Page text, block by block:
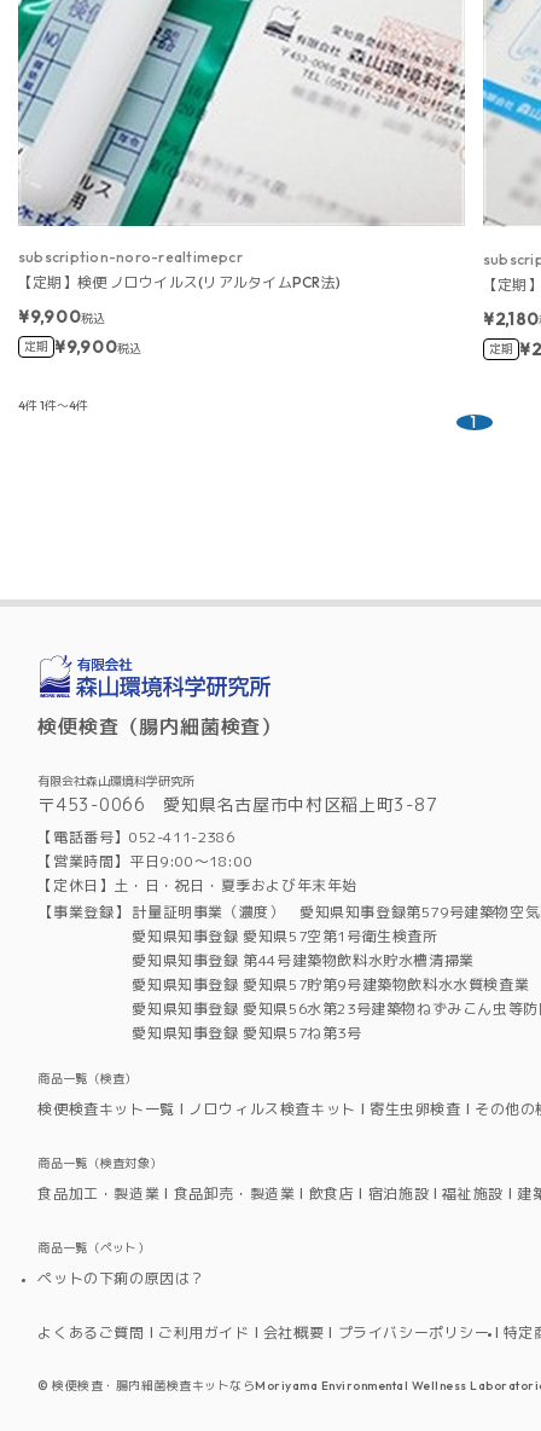
subscription-noro-realtimepcr
【定期】検便 ノロウイルス(リアルタイムPCR法)
¥9,900税込
定期 ¥9,900税込
【定期
¥2,180
定期
4件1件～4件
1
検便検査（腸内細菌検査）
有限会社森山環境科学研究所
〒453-0066 愛知県名古屋市中村区稲上町3-87
【電話番号】052-411-2386
【営業時間】平日9:00～18:00
【定休日】土・日・祝日・夏季および年末年始
【事業登録】 計量証明事業（濃度） 愛知県知事登録第579号建築物空
愛知県知事登録 愛知県57空第1号衛生検査所
愛知県知事登録 第44号建築物飲料水貯水槽清掃業
愛知県知事登録 愛知県57貯第9号建築物飲料水水質検査業
愛知県知事登録 愛知県56水第23号建築物ねずみこん虫等
愛知県知事登録 愛知県57ね第3号
商品一覧（検査）
検便検査キット一覧 ノロウィルス検査キット 寄生虫卵検査 その他の
商品一覧（検査対象）
食品加工・製造業 食品卸売・製造業 飲食店 宿泊施設 福祉施設 建
商品一覧（ペット）
ペットの下痢の原因は？
よくあるご質問 ご利用ガイド 会社概要 プライバシーポリシー 特定
©検便検査・腸内細菌検査キットならMoriyama Environmental Wellness